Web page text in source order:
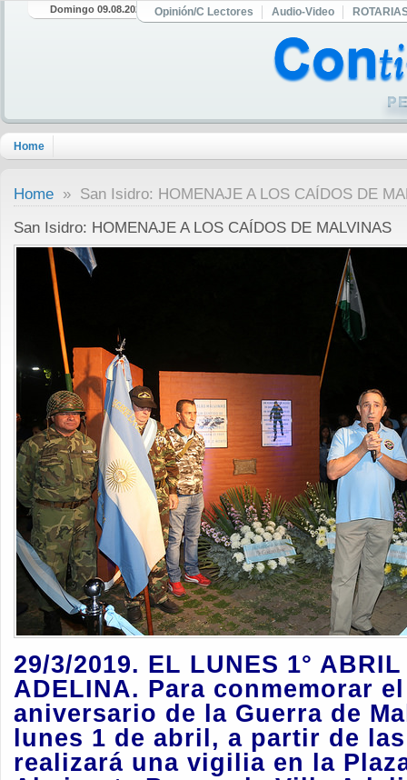
Domingo 09.08.2026 Opinión/C Lectores Audio-Video
Home
Home » San Isidro: HOMENAJE A LOS CAÍDOS DE
San Isidro: HOMENAJE A LOS CAÍDOS DE MALVINAS
29/3/2019. EL LUNES 1°
ADELINA. Para conmemorar el
aniversario de la Guerra de
lunes 1 de abril, a partir de
realizará una vigilia en la